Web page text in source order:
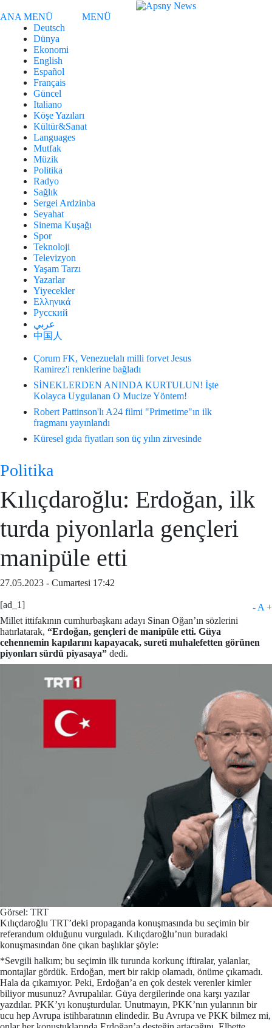
ANA MENÜ
MENÜ
Deutsch
Dünya
Ekonomi
English
Español
Français
Güncel
Italiano
Köşe Yazıları
Kültür&Sanat
Languages
Mutfak
Müzik
Politika
Radyo
Sağlık
Sergei Ardzinba
Seyahat
Sinema Kuşağı
Spor
Teknoloji
Televizyon
Yaşam Tarzı
Yazarlar
Yiyecekler
Ελληνικά
Русский
عربي
中国人
Çorum FK, Venezuelalı milli forvet Jesus
Ramirez'i renklerine bağladı
SİNEKLERDEN ANINDA KURTULUN! İşte
Kolayca Uygulanan O Mucize Yöntem!
Robert Pattinson'lı A24 filmi "Primetime"ın ilk
fragmanı yayınlandı
Küresel gıda fiyatları son üç yılın zirvesinde
Politika
Kılıçdaroğlu: Erdoğan, ilk
turda piyonlarla gençleri
manipüle etti
27.05.2023 - Cumartesi 17:42
- A +
[ad_1]
Millet ittifakının cumhurbaşkanı adayı Sinan Oğan’ın sözlerini
hatırlatarak, “Erdoğan, gençleri de manipüle etti. Güya
cehennemin kapılarını kapayacak, sureti muhalefetten görünen
piyonları sürdü piyasaya” dedi.
Görsel: TRT
Kılıçdaroğlu TRT’deki propaganda konuşmasında bu seçimin bir
referandum olduğunu vurguladı. Kılıçdaroğlu’nun buradaki
konuşmasından öne çıkan başlıklar şöyle:
*Sevgili halkım; bu seçimin ilk turunda korkunç iftiralar, yalanlar,
montajlar gördük. Erdoğan, mert bir rakip olamadı, önüme çıkamadı.
Hala da çıkamıyor. Peki, Erdoğan’a en çok destek verenler kimler
biliyor musunuz? Avrupalılar. Güya dergilerinde ona karşı yazılar
yazdılar. PKK’yı konuşturdular. Unutmayın, PKK’nın yularının bir
ucu hep Avrupa istihbaratının elindedir. Bu Avrupa ve PKK bilmez mi,